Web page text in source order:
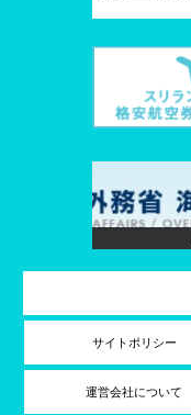
サイトポリシー
運営会社について